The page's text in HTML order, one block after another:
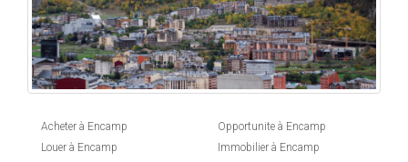
Acheter à Encamp
Louer à Encamp
Opportunite à Encamp
Immobilier à Encamp